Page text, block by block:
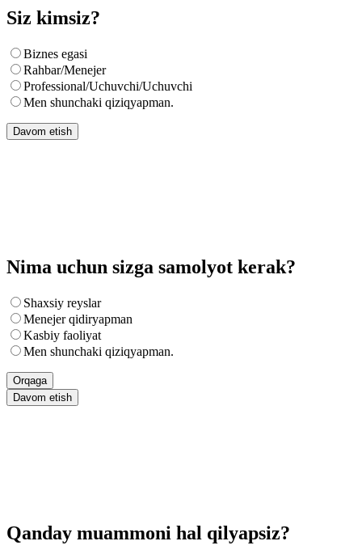
Siz kimsiz?
Biznes egasi
Rahbar/Menejer
Professional/Uchuvchi/Uchuvchi
Men shunchaki qiziqyapman.
Davom etish
Nima uchun sizga samolyot kerak?
Shaxsiy reyslar
Menejer qidiryapman
Kasbiy faoliyat
Men shunchaki qiziqyapman.
Orqaga
Davom etish
Qanday muammoni hal qilyapsiz?